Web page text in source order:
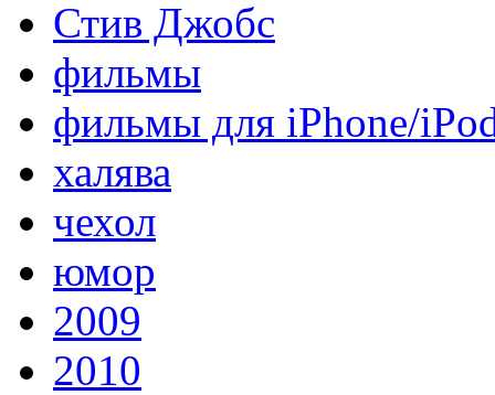
Стив Джобс
фильмы
фильмы для iPhone/
халява
чехол
юмор
2009
2010